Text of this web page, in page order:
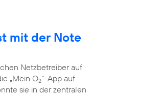
mit der Note
Netzbetreiber auf
„Mein O2“-App auf
sie in der zentralen